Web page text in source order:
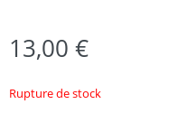
13,00 €
Rupture de stock